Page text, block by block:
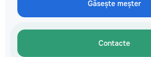
Găsește meșter
Contacte